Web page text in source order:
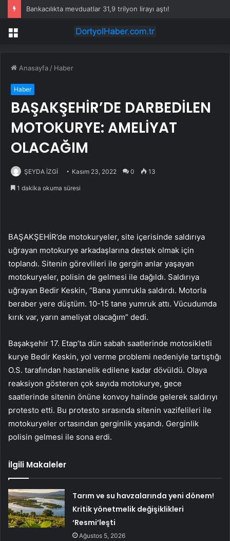
Bankacılıkta mevduatlar 31,9 trilyon lirayı aştı!
Menü
Anasayfa / Haber
Haber
BAŞAKŞEHİR’DE DARBEDİLEN
MOTOKURYE: AMELİYAT
OLACAĞIM
ŞEYDA İZGİ Kasım 23, 2022 0 13
1 dakika okuma süresi
BAŞAKŞEHİR’de motokuryeler, site içerisinde saldırıya
uğrayan motokurye arkadaşlarına destek olmak için
toplandı. Sitenin görevlileri ile gergin anlar yaşayan
motokuryeler, polisin de gelmesi ile dağıldı. Saldırıya
uğrayan Bedir Keskin, “Bana yumrukla saldırdı. Motorla
beraber yere düştüm. 10-15 tane yumruk attı. Vücudumda
kırık var, yarın ameliyat olacağım” dedi.
Başakşehir 17. Etap’ta dün sabah saatlerinde motosikletli
kurye Bedir Keskin, yol verme problemi nedeniyle tartıştığı
O.S. tarafından hastanelik edilene kadar dövüldü. Olaya
reaksiyon gösteren çok sayıda motokurye, gece
saatlerinde sitenin önüne konvoy halinde gelerek saldırıyı
protesto etti. Bu protesto sırasında sitenin vazifelileri ile
motokuryeler ortasından gerginlik yaşandı. Gerginlik
polisin gelmesi ile sona erdi.
İlgili Makaleler
Tarım ve su havzalarında yeni dönem!
Kritik yönetmelik değişiklikleri
‘Resmi’leşti
Ağustos 5, 2026